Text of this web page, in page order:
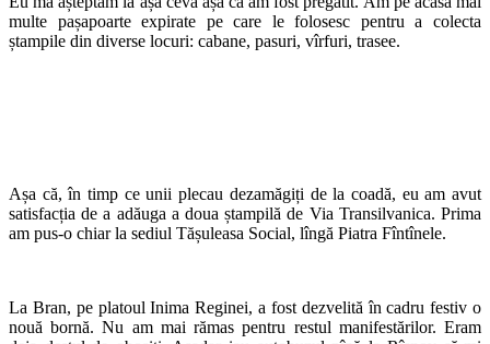
multe pașapoarte expirate pe care le folosesc pentru a colecta
ștampile din diverse locuri: cabane, pasuri, vîrfuri, trasee.
Așa că, în timp ce unii plecau dezamăgiți de la coadă, eu am avut
satisfacția de a adăuga a doua ștampilă de Via Transilvanica. Prima
am pus-o chiar la sediul Tășuleasa Social, lîngă Piatra Fîntînele.
La Bran, pe platoul Inima Reginei, a fost dezvelită în cadru festiv o
nouă bornă. Nu am mai rămas pentru restul manifestărilor. Eram